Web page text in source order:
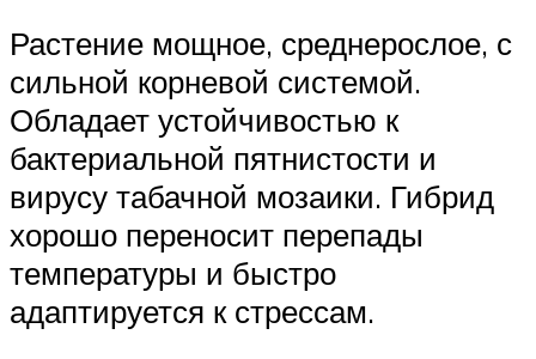
Растение мощное, среднерослое, с
сильной корневой системой.
Обладает устойчивостью к
бактериальной пятнистости и
вирусу табачной мозаики. Гибрид
хорошо переносит перепады
температуры и быстро
адаптируется к стрессам.